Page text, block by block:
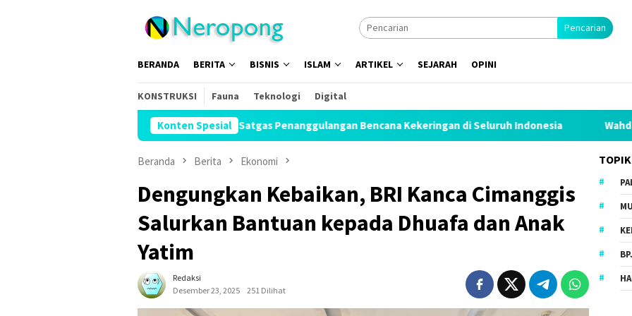
Pencarian
BERANDA BERITA BISNIS ISLAM ARTIKEL SEJARAH OPINI
KONSTRUKSI Fauna Teknologi Digital
Konten Spesial
Panjang, UAR Bentuk Satgas Penanggulangan Bencana Kekeringan di Seluruh Indonesia Wahdah Islamiyah Akan
Beranda Berita Ekonomi
Dengungkan Kebaikan, BRI Kanca Cimanggis
Salurkan Bantuan kepada Dhuafa dan Anak
Yatim
Redaksi
Desember 23, 2025
251 Dilihat